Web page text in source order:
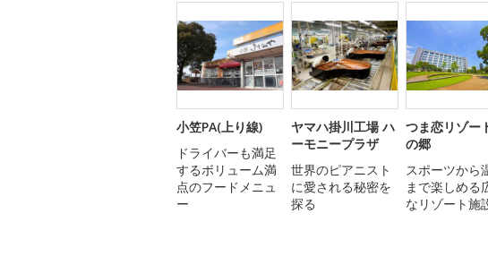
小笠PA(上り線)
ドライバーも満足
するボリューム満
点のフードメニュ
ー
ヤマハ掛川工場 ハ
ーモニープラザ
世界のピアニスト
に愛される秘密を
探る
つま恋リゾー
の郷
スポーツから
まで楽しめる
なリゾート施